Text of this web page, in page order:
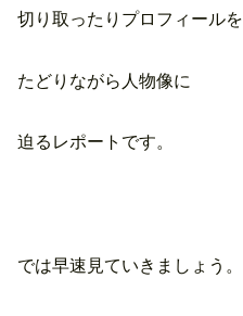
切り取ったりプロフィールを
たどりながら人物像に
迫るレポートです。
では早速見ていきましょう。